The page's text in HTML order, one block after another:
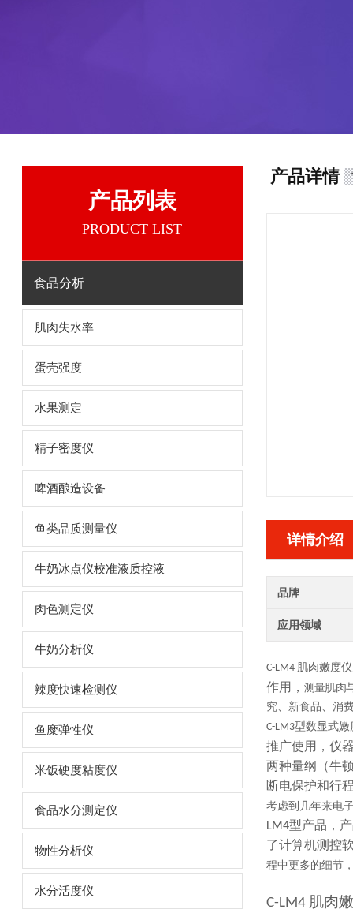
产品列表
PRODUCT LIST
食品分析
肌肉失水率
蛋壳强度
水果测定
精子密度仪
啤酒酿造设备
鱼类品质测量仪
牛奶冰点仪校准液质控液
肉色测定仪
牛奶分析仪
辣度快速检测仪
鱼糜弹性仪
米饭硬度粘度仪
食品水分测定仪
物性分析仪
水分活度仪
产品详情
详情介绍
品牌
应用领域
C-LM4 肌肉嫩度仪
作用， 测量肌肉
究、新食品、消
C-LM3型数显式嫩
推广使用，仪
两种量纲（牛
断电保护和行
考虑到几年来电
LM4型产品，
了计算机测控
程中更多的细节
C-LM4 肌肉